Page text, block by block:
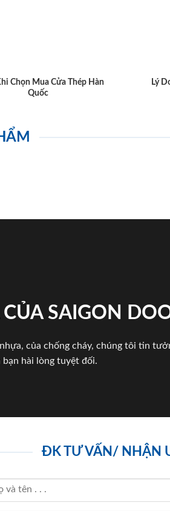
Chọn Mua Cửa Thép Hàn
Quốc
Lý
SAIGON
của chống cháy, chúng tôi tin
hài lòng tuyệt đối.
ĐK TƯ VẤN/ NHẬN